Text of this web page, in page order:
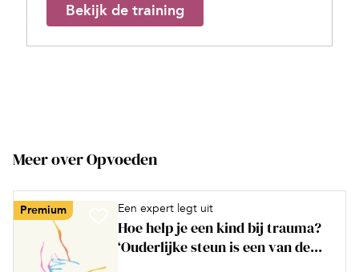
Bekijk de training
Meer over Opvoeden
Premium Een expert legt uit
Hoe help je een kind bij trauma?
‘Ouderlijke steun is een van de...